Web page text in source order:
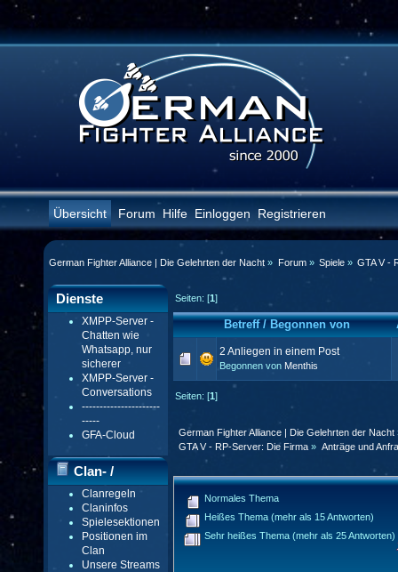
Übersicht Forum Hilfe Einloggen Registrieren
German Fighter Alliance | Die Gelehrten der Nacht » Forum» Spiele» GTA V -
Dienste
XMPP-Server -
Chatten wie
Whatsapp, nur
sicherer
XMPP-Server -
Conversations
----------------------
-----
GFA-Cloud
Clan- /
Gildenmenü
Clanregeln
Claninfos
Spielesektionen
Positionen im
Clan
Unsere Streams
Seiten: [1]
Betreff/Begonnen von
2 Anliegen in einem Post
Begonnen von Menthis
Seiten: [1]
German Fighter Alliance | Die Gelehrten der Nacht
GTA V - RP-Server: Die Firma » Anträge und
Normales Thema
Heißes Thema (mehr als 15 Antworten)
Sehr heißes Thema (mehr als 25 Antworten)